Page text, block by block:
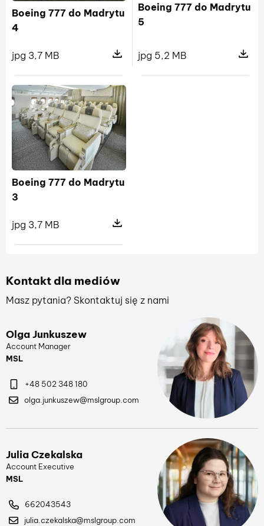
Boeing 777 do Madrytu
4
jpg 3,7 MB
Pokaż szczegóły pliku Boeing 777
Boeing 777 do Madrytu
5
jpg 5,2 MB
Boeing 777 do Madrytu
3
jpg 3,7 MB
Kontakt dla mediów
Masz pytania? Skontaktuj się z nami
Olga Junkuszew
Account Manager
MSL
+48 502 348 180
olga.junkuszew@mslgroup.com
Julia Czekalska
Account Executive
MSL
662043543
julia.czekalska@mslgroup.com